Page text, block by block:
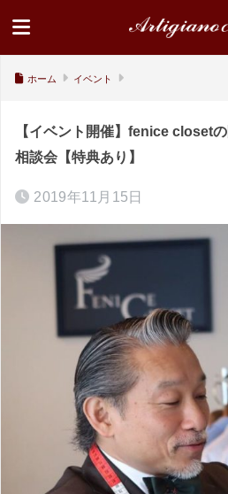
ホーム イベント
【イベント開催】fenice closet
相談会【特典あり】
2019年11月15日